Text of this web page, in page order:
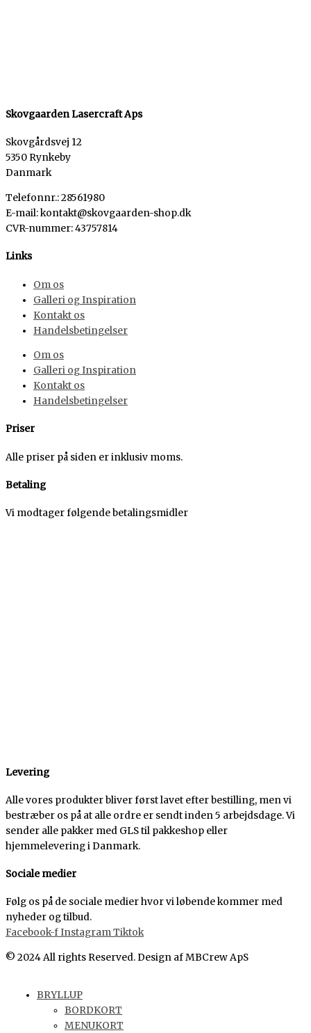
Skovgaarden Lasercraft Aps
Skovgårdsvej 12
5350 Rynkeby
Danmark
Telefonnr.: 28561980
E-mail: kontakt@skovgaarden-shop.dk
CVR-nummer:43757814
Links
Om os
Galleri og Inspiration
Kontakt os
Handelsbetingelser
Om os
Galleri og Inspiration
Kontakt os
Handelsbetingelser
Priser
Alle priser på siden er inklusiv moms.
Betaling
Vi modtager følgende betalingsmidler
Levering
Alle vores produkter bliver først lavet efter bestilling, men vi
bestræber os på at alle ordre er sendt inden 5 arbejdsdage. Vi
sender alle pakker med GLS til pakkeshop eller
hjemmelevering i Danmark.
Sociale medier
Følg os på de sociale medier hvor vi løbende kommer med
nyheder og tilbud.
Facebook-fInstagramTiktok
© 2024 All rights Reserved. Design af MBCrew ApS
BRYLLUP
BORDKORT
MENUKORT